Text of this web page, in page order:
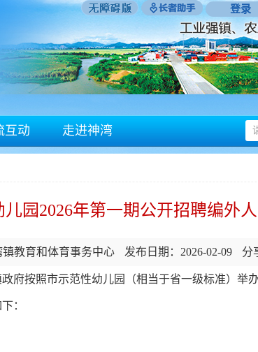
登录
互动 走进神湾
园2026年第一期公开招聘编外
教育和体育事务中心 发布日期：2026-02-09 分
按照市示范性幼儿园（相当于省一级标准）举
：